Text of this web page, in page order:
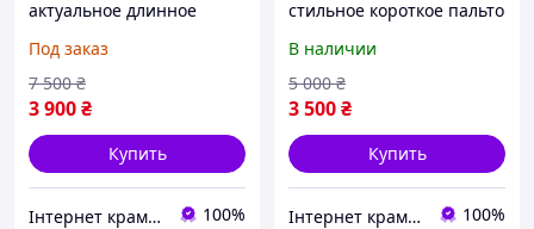
актуальное длинное
свободного кроя с
шарфом
Под заказ
3 900₴
7 500 ₴
Купить
Інтернет крамничка "Nika Star" 100%
стильное короткое пальто
В наличии
3 500₴
5 000 ₴
Купить
Інтернет крамничка "Nika Star" 100%